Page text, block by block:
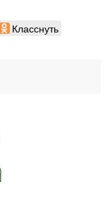
Класснуть